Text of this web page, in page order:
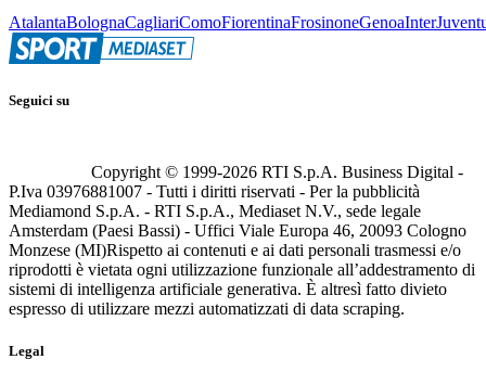
AtalantaBolognaCagliariComoFiorentinaFrosinoneGenoaInter
Seguici su
Copyright © 1999-2026 RTI S.p.A. Business Digital -
P.Iva 03976881007 - Tutti i diritti riservati - Per la pubblicità
Mediamond S.p.A. - RTI S.p.A., Mediaset N.V., sede legale
Amsterdam (Paesi Bassi) - Uffici Viale Europa 46, 20093 Cologno
Monzese (MI)Rispetto ai contenuti e ai dati personali trasmessi e/o
riprodotti è vietata ogni utilizzazione funzionale all’addestramento di
sistemi di intelligenza artificiale generativa. È altresì fatto divieto
espresso di utilizzare mezzi automatizzati di data scraping.
Legal